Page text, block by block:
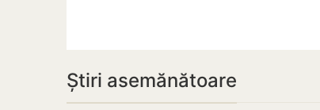
Știri asemănătoare